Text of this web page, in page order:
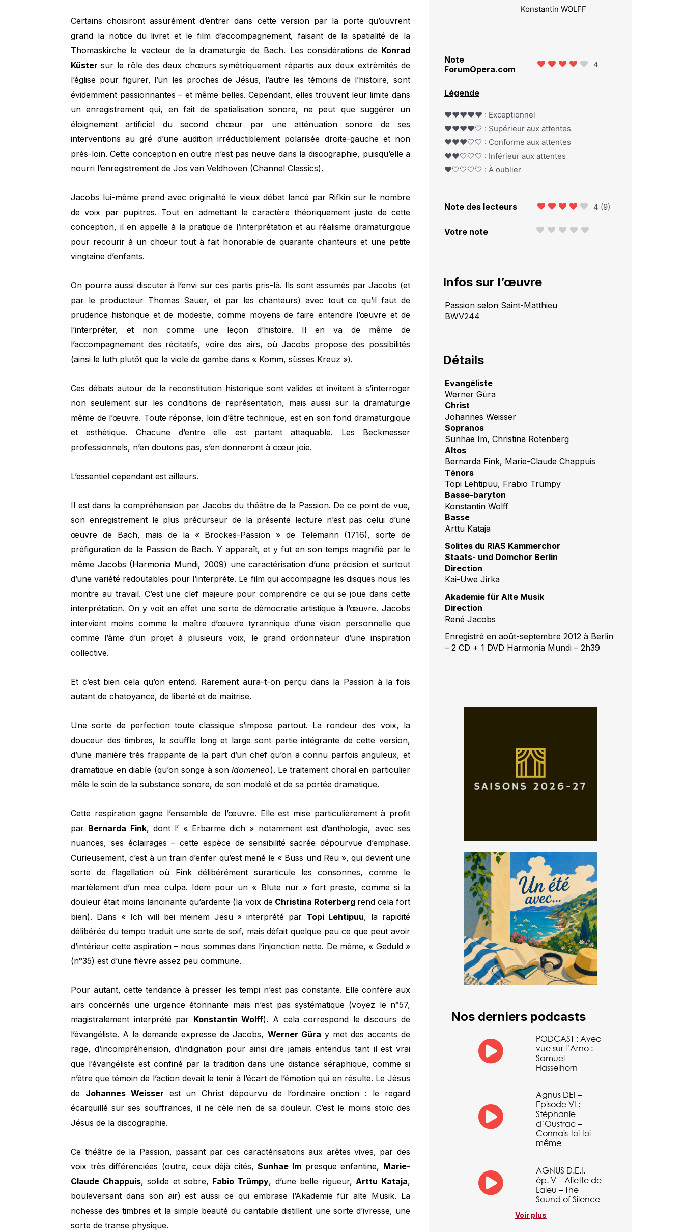
Certains choisiront assurément d’entrer dans cette version par la porte qu’ouvrent
grand la notice du livret et le film d’accompagnement, faisant de la spatialité de la
Thomaskirche le vecteur de la dramaturgie de Bach. Les considérations de Konrad
Küster sur le rôle des deux chœurs symétriquement répartis aux deux extrémités de
l’église pour figurer, l’un les proches de Jésus, l’autre les témoins de l’histoire, sont
évidemment passionnantes – et même belles. Cependant, elles trouvent leur limite dans
un enregistrement qui, en fait de spatialisation sonore, ne peut que suggérer un
éloignement artificiel du second chœur par une atténuation sonore de ses
interventions au gré d’une audition irréductiblement polarisée droite-gauche et non
près-loin. Cette conception en outre n’est pas neuve dans la discographie, puisqu’elle a
nourri l’enregistrement de Jos van Veldhoven (Channel Classics).
Jacobs lui-même prend avec originalité le vieux débat lancé par Rifkin sur le nombre
de voix par pupitres. Tout en admettant le caractère théoriquement juste de cette
conception, il en appelle à la pratique de l’interprétation et au réalisme dramaturgique
pour recourir à un chœur tout à fait honorable de quarante chanteurs et une petite
vingtaine d’enfants.
On pourra aussi discuter à l’envi sur ces partis pris-là. Ils sont assumés par Jacobs (et
par le producteur Thomas Sauer, et par les chanteurs) avec tout ce qu’il faut de
prudence historique et de modestie, comme moyens de faire entendre l’œuvre et de
l’interpréter, et non comme une leçon d’histoire. Il en va de même de
l’accompagnement des récitatifs, voire des airs, où Jacobs propose des possibilités
(ainsi le luth plutôt que la viole de gambe dans « Komm, süsses Kreuz »).
Ces débats autour de la reconstitution historique sont valides et invitent à s’interroger
non seulement sur les conditions de représentation, mais aussi sur la dramaturgie
même de l’œuvre. Toute réponse, loin d’être technique, est en son fond dramaturgique
et esthétique. Chacune d’entre elle est partant attaquable. Les Beckmesser
professionnels, n’en doutons pas, s’en donneront à cœur joie.
L’essentiel cependant est ailleurs.
Il est dans la compréhension par Jacobs du théâtre de la Passion. De ce point de vue,
son enregistrement le plus précurseur de la présente lecture n’est pas celui d’une
œuvre de Bach, mais de la « Brockes-Passion » de Telemann (1716), sorte de
préfiguration de la Passion de Bach. Y apparaît, et y fut en son temps magnifié par le
même Jacobs (Harmonia Mundi, 2009) une caractérisation d’une précision et surtout
d’une variété redoutables pour l’interprète. Le film qui accompagne les disques nous les
montre au travail. C’est une clef majeure pour comprendre ce qui se joue dans cette
interprétation. On y voit en effet une sorte de démocratie artistique à l’œuvre. Jacobs
intervient moins comme le maître d’œuvre tyrannique d’une vision personnelle que
comme l’âme d’un projet à plusieurs voix, le grand ordonnateur d’une inspiration
collective.
Et c’est bien cela qu’on entend. Rarement aura-t-on perçu dans la Passion à la fois
autant de chatoyance, de liberté et de maîtrise.
Une sorte de perfection toute classique s’impose partout. La rondeur des voix, la
douceur des timbres, le souffle long et large sont partie intégrante de cette version,
d’une manière très frappante de la part d’un chef qu’on a connu parfois anguleux, et
dramatique en diable (qu’on songe à son Idomeneo). Le traitement choral en particulier
mêle le soin de la substance sonore, de son modelé et de sa portée dramatique.
Cette respiration gagne l’ensemble de l’œuvre. Elle est mise particulièrement à profit
par Bernarda Fink, dont l’ « Erbarme dich » notamment est d’anthologie, avec ses
nuances, ses éclairages – cette espèce de sensibilité sacrée dépourvue d’emphase.
Curieusement, c’est à un train d’enfer qu’est mené le « Buss und Reu », qui devient une
sorte de flagellation où Fink délibérément surarticule les consonnes, comme le
martèlement d’un mea culpa. Idem pour un « Blute nur » fort preste, comme si la
douleur était moins lancinante qu’ardente (la voix deChristina Roterberg rend cela fort
bien). Dans « Ich will bei meinem Jesu » interprété par Topi Lehtipuu, la rapidité
délibérée du tempo traduit une sorte de soif, mais défait quelque peu ce que peut avoir
d’intérieur cette aspiration – nous sommes dans l’injonction nette. De même, « Geduld »
(n°35) est d’une fièvre assez peu commune.
Pour autant, cette tendance à presser les tempi n’est pas constante. Elle confère aux
airs concernés une urgence étonnante mais n’est pas systématique (voyez le n°57,
magistralement interprété par Konstantin Wolff). A cela correspond le discours de
l’évangéliste. A la demande expresse de Jacobs, Werner Güra y met des accents de
rage, d’incompréhension, d’indignation pour ainsi dire jamais entendus tant il est vrai
que l’évangéliste est confiné par la tradition dans une distance séraphique, comme si
n’être que témoin de l’action devait le tenir à l’écart de l’émotion qui en résulte. Le Jésus
de Johannes Weisser est un Christ dépourvu de l’ordinaire onction : le regard
écarquillé sur ses souffrances, il ne cèle rien de sa douleur. C’est le moins stoïc des
Jésus de la discographie.
Ce théâtre de la Passion, passant par ces caractérisations aux arêtes vives, par des
voix très différenciées (outre, ceux déjà cités,Sunhae Im presque enfantine, Marie-
Claude Chappuis, solide et sobre, Fabio Trümpy, d’une belle rigueur,Arttu Kataja,
bouleversant dans son air) est aussi ce qui embrase l’Akademie für alte Musik. La
richesse des timbres et la simple beauté du cantabile distillent une sorte d’ivresse, une
sorte de transe physique.
Konstantin WOLFF
Note
ForumOpera.com
4
Légende
❤️❤️❤️❤️❤️ : Exceptionnel
❤️❤️❤️❤️🤍 : Supérieur aux attentes
❤️❤️❤️🤍🤍 : Conforme aux attentes
❤️❤️🤍🤍🤍 : Inférieur aux attentes
❤️🤍🤍🤍🤍 : À oublier
Note des lecteurs 4 (9)
Votre note
Infos sur l’œuvre
Passion selon Saint-Matthieu
BWV244
Détails
Evangéliste
Werner Güra
Christ
Johannes Weisser
Sopranos
Sunhae Im, Christina Rotenberg
Altos
Bernarda Fink, Marie-Claude Chappuis
Ténors
Topi Lehtipuu, Frabio Trümpy
Basse-baryton
Konstantin Wolff
Basse
Arttu Kataja
Solites du RIAS Kammerchor
Staats- und Domchor Berlin
Direction
Kai-Uwe Jirka
Akademie für Alte Musik
Direction
René Jacobs
Enregistré en août-septembre 2012 à Berlin
– 2 CD + 1 DVD Harmonia Mundi – 2h39
Nos derniers podcasts
PODCAST : Avec
vue sur l’Arno :
Samuel
Hasselhorn
Agnus DEI –
Episode VI :
Stéphanie
d’Oustrac –
Connais-toi toi
même
AGNUS D.E.I. –
ép. V – Aliette de
Laleu – The
Sound of Silence
Voir plus